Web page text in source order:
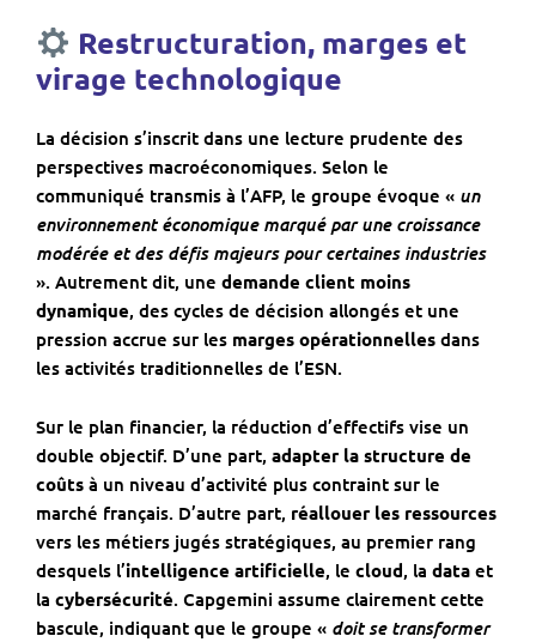
Restructuration, marges et
virage technologique
La décision s’inscrit dans une lecture prudente des
perspectives macroéconomiques. Selon le
communiqué transmis à l’AFP, le groupe évoque « un
environnement économique marqué par une croissance
modérée et des défis majeurs pour certaines industries
». Autrement dit, une demande client moins
dynamique, des cycles de décision allongés et une
pression accrue sur les marges opérationnelles dans
les activités traditionnelles de l’ESN.
Sur le plan financier, la réduction d’effectifs vise un
double objectif. D’une part, adapter la structure de
coûts à un niveau d’activité plus contraint sur le
marché français. D’autre part, réallouer les ressources
vers les métiers jugés stratégiques, au premier rang
desquels l’intelligence artificielle, le cloud, la data et
la cybersécurité. Capgemini assume clairement cette
bascule, indiquant que le groupe « doit se transformer